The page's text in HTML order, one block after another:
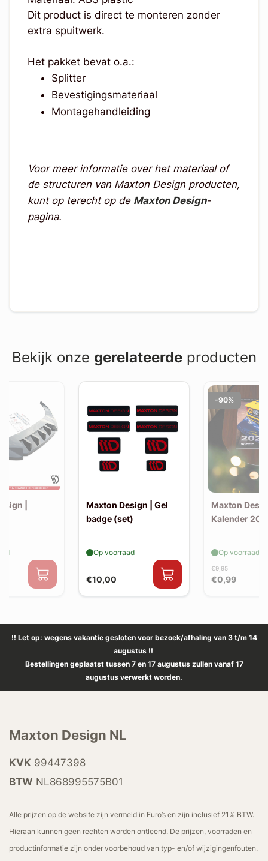
Dit product is direct te monteren zonder
extra spuitwerk.
Het pakket bevat o.a.:
Splitter
Bevestigingsmateriaal
Montagehandleiding
Voor meer informatie over het materiaal of
de structuren van Maxton Design producten,
kunt op terecht op de Maxton Design-
pagina.
Bekijk onze gerelateerdeproducten
|
Maxton Design | Gel
badge (set)
€10,00
Op voorraad
-90%
Maxton
Kalender
€9,95
€0,99
Op voorraad
!! Let op: wegens vakantie gesloten voor bezoek/afhaling van 3 t/m 14
augustus !!
Bestellingen geplaatst tussen 7 en 17 augustus zullen vanaf 17
augustus verwerkt worden.
Maxton Design NL
KVK 99447398
BTW NL868995575B01
Alle prijzen op de website zijn vermeld in Euro’s en zijn inclusief 21% BTW.
Hieraan kunnen geen rechten worden ontleend. De prijzen, voorraden en
productinformatie zijn onder voorbehoud van typ- en/of wijzigingenfouten.